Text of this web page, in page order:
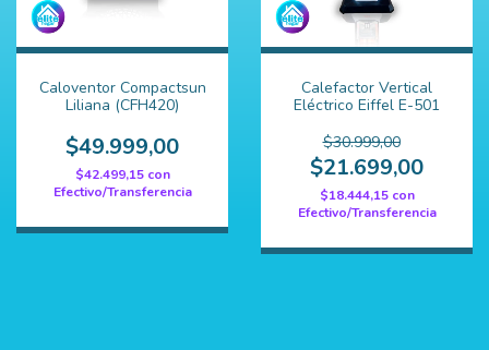
Caloventor Compactsun
Liliana (CFH420)
$49.999,00
$42.499,15 con
Efectivo/Transferencia
Calefactor Vertical
Eléctrico Eiffel E-501
$30.999,00
$21.699,00
$18.444,15 con
Efectivo/Transferencia